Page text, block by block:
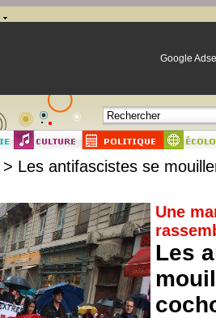
Google
> Les antifascistes se
Une
Les